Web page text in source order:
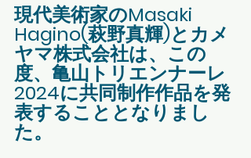
現代美術家のMasaki
Hagino(萩野真輝)とカメ
ヤマ株式会社は、この
度、⻲⼭トリエンナーレ
2024に共同制作作品を発
表することとなりまし
た。